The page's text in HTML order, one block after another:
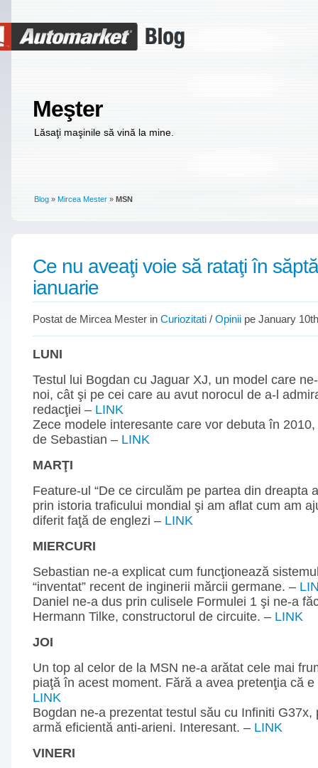
Meşter
Lăsaţi maşinile să vină la mine.
Blog » Mircea Mester » MSN
Ce nu aveaţi voie să rataţi în
ianuarie
Postat de Mircea Mester in Curiozitati / Opinii pe January
LUNI
Testul lui Bogdan cu Jaguar XJ, un model care
noi, cât şi pe cei care au avut norocul de a-l
redacţiei – LINK
Zece modele interesante care vor debuta în
de Sebastian – LINK
MARŢI
Feature-ul “De ce circulăm pe partea din dreapta
prin istoria traficului mondial şi am aflat cum am
diferit faţă de englezi – LINK
MIERCURI
Sebastian ne-a explicat cum funcţionează
“inventat” recent de inginerii mărcii germane. –
Daniel ne-a dus prin culisele Formulei 1 şi ne-a
Hermann Tilke, constructorul de circuite. – LINK
JOI
Un top al celor de la MSN ne-a arătat cele mai
piaţă în acest moment. Fără a avea pretenţia că
LINK
Bogdan ne-a prezentat testul său cu Infiniti G37x,
armă eficientă anti-arieni. Interesant. – LINK
VINERI